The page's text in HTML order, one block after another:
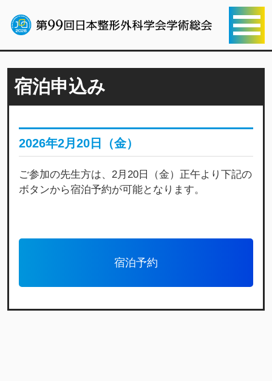
宿泊申込み
2026年2月20日（金）
ご参加の先生方は、2月20日（金）正午より下記の
ボタンから宿泊予約が可能となります。
宿泊予約